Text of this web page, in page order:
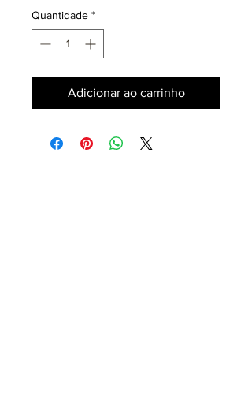
Quantidade *
Adicionar ao carrinho